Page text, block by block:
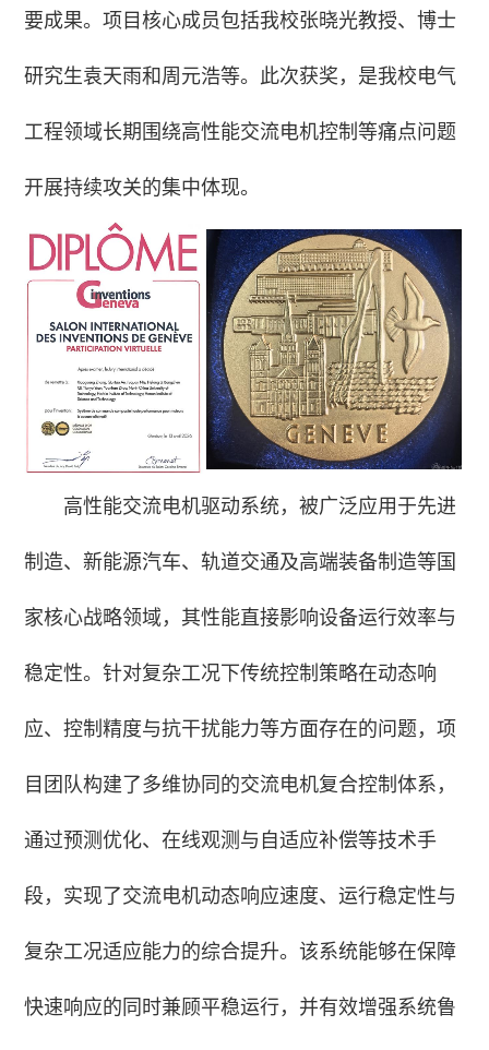
要成果。项目核心成员包括我校张晓光教授、博士
研究生袁天雨和周元浩等。此次获奖，是我校电气
工程领域长期围绕高性能交流电机控制等痛点问题
开展持续攻关的集中体现。
高性能交流电机驱动系统，被广泛应用于先进
制造、新能源汽车、轨道交通及高端装备制造等国
家核心战略领域，其性能直接影响设备运行效率与
稳定性。针对复杂工况下传统控制策略在动态响
应、控制精度与抗干扰能力等方面存在的问题，项
目团队构建了多维协同的交流电机复合控制体系，
通过预测优化、在线观测与自适应补偿等技术手
段，实现了交流电机动态响应速度、运行稳定性与
复杂工况适应能力的综合提升。该系统能够在保障
快速响应的同时兼顾平稳运行，并有效增强系统鲁